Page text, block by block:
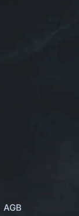
AGB